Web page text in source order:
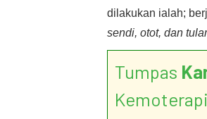
dilakukan ialah;
sendi, otot, dan
Tumpas